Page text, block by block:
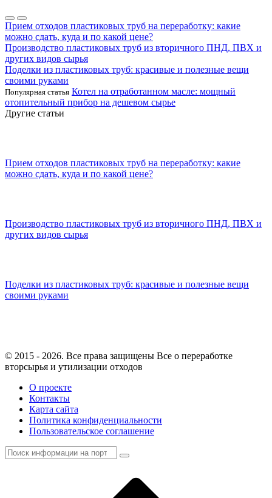
Прием отходов пластиковых труб на переработку: какие
можно сдать, куда и по какой цене?
Производство пластиковых труб из вторичного ПНД, ПВХ и
других видов сырья
Поделки из пластиковых труб: красивые и полезные вещи
своими руками
Популярная статья Котел на отработанном масле: мощный
отопительный прибор на дешевом сырье
Другие статьи
Прием отходов пластиковых труб на переработку: какие
можно сдать, куда и по какой цене?
Производство пластиковых труб из вторичного ПНД, ПВХ и
других видов сырья
Поделки из пластиковых труб: красивые и полезные вещи
своими руками
© 2015 - 2026. Все права защищены Все о переработке
вторсырья и утилизации отходов
О проекте
Контакты
Карта сайта
Политика конфиденциальности
Пользовательское соглашение